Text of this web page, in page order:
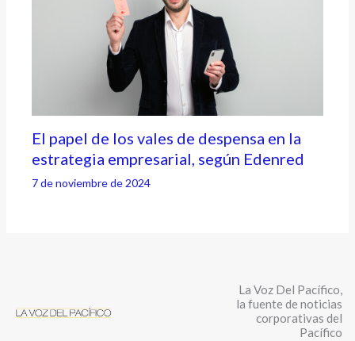
El papel de los vales de despensa en la
estrategia empresarial, según Edenred
7 de noviembre de 2024
La Voz Del Pacífico,
la fuente de noticias
corporativas del
Pacífico